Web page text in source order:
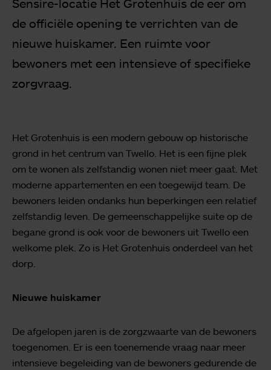
Sensire-locatie Het Grotenhuis de eer om
de officiële opening te verrichten van de
nieuwe huiskamer. Een ruimte voor
bewoners met een intensieve of specifieke
zorgvraag.
Het Grotenhuis is een modern gebouw op historische
grond in het centrum van Twello. Het is een fijne plek
om te wonen als zelfstandig wonen niet meer gaat. Met
moderne appartementen en een toegewijd team. De
bewoners leiden ondanks hun beperkingen een relatief
zelfstandig leven. De gemeenschappelijke suite op de
begane grond is ook voor de bewoners uit Twello een
welkome plek. Zo is Het Grotenhuis onderdeel van het
dorp.
Nieuwe huiskamer
De afgelopen jaren is de zorgzwaarte van de bewoners
toegenomen. Er is een toenemende vraag naar meer
intensieve begeleiding van de bewoners gedurende de